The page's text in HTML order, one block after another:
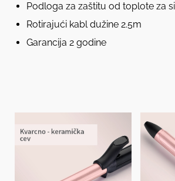
Podloga za zaštitu od toplote za
Rotirajući kabl dužine 2.5m
Garancija 2 godine